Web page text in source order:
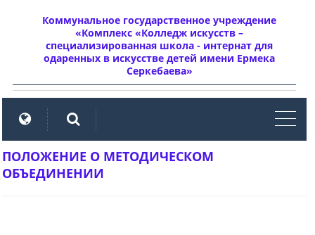
Коммунальное государственное учреждение
«Комплекс «Колледж искусств –
специализированная школа - интернат для
одаренных в искусстве детей имени Ермека
Серкебаева»
ПОЛОЖЕНИЕ О МЕТОДИЧЕСКОМ
ОБЪЕДИНЕНИИ